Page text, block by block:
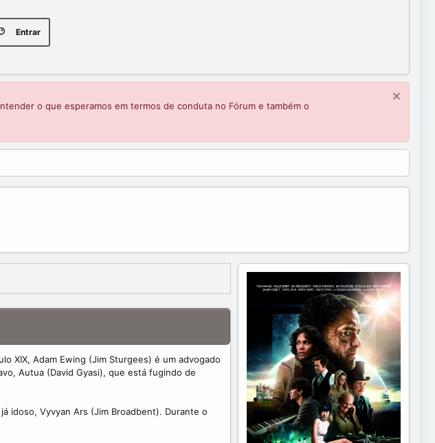
Entrar
o que esperamos em termos de conduta no Fórum e também o
XIX, Adam Ewing (Jim Sturgees) é um advogado
Autua (David Gyasi), que está fugindo de
idoso, Vyvyan Ars (Jim Broadbent). Durante o